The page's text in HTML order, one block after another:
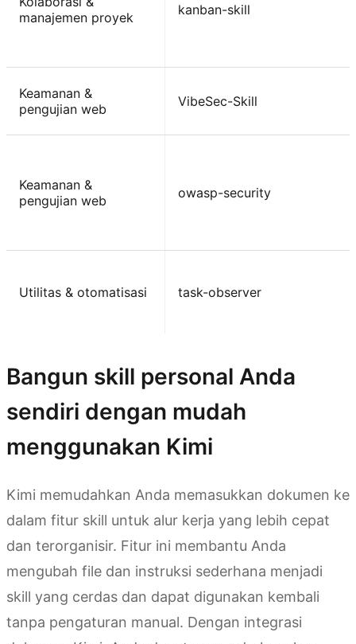
manajemen proyek
kanban-skill
Keamanan &
pengujian web
VibeSec-Skill
Keamanan &
pengujian web
owasp-security
Utilitas & otomatisasi task-observer
Bangun skill personal Anda
sendiri dengan mudah
menggunakan Kimi
Kimi memudahkan Anda memasukkan dokumen ke
dalam fitur skill untuk alur kerja yang lebih cepat
dan terorganisir. Fitur ini membantu Anda
mengubah file dan instruksi sederhana menjadi
skill yang cerdas dan dapat digunakan kembali
tanpa pengaturan manual. Dengan integrasi